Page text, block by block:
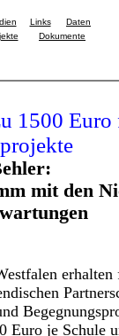
Links
Daten
Dokumente
1500 Euro
mit den
erhalten
Euro je Schule